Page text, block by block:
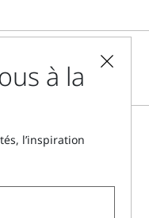
à la
l’inspiration